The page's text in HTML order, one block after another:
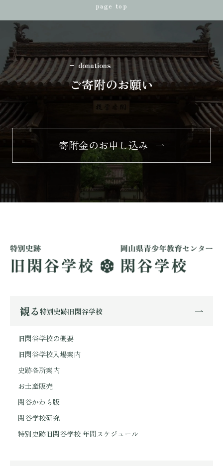
page top
donations
ご寄附のお願い
寄附金のお申し込み
観る 特別史跡旧閑谷学校
旧閑谷学校の概要
旧閑谷学校入場案内
史跡各所案内
お土産販売
閑谷かわら版
閑谷学校研究
特別史跡旧閑谷学校 年間スケジュール